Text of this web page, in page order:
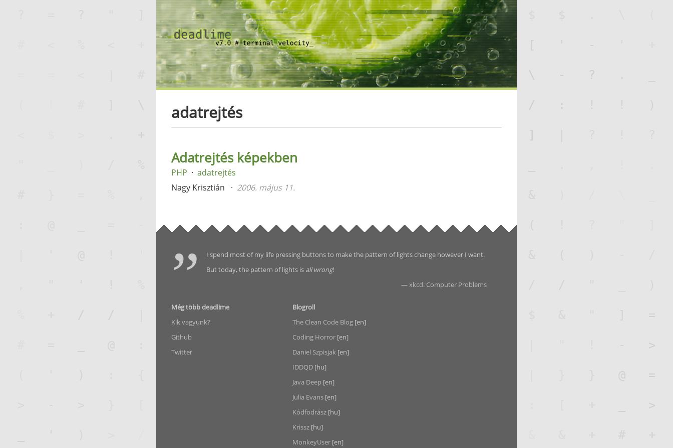
adatrejtés
Adatrejtés képekben
PHP
adatrejtés
Nagy Krisztián
2006. május 11.
I spend most of my life pressing buttons to make the pattern of lights change however I want.
But today, the pattern of lights is all wrong!
—xkcd: Computer Problems
Még több deadlime
Kik vagyunk?
Github
Twitter
Blogroll
The Clean Code Blog [en]
Coding Horror [en]
Daniel Szpisjak [en]
IDDQD [hu]
Java Deep [en]
Julia Evans [en]
Kódfodrász [hu]
Krissz [hu]
MonkeyUser [en]